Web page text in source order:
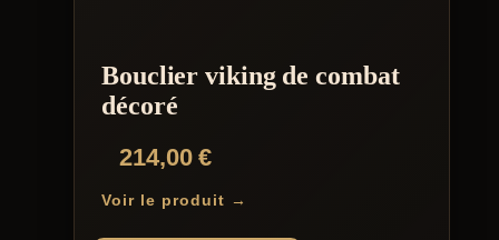
Bouclier viking de combat
décoré
214,00€
Voir le produit →